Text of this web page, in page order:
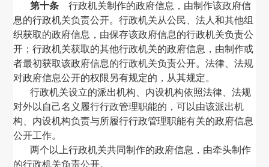
第十条 行政机关制作的政府信息，由制作该政府信
息的行政机关负责公开。行政机关从公民、法人和其他组
织获取的政府信息，由保存该政府信息的行政机关负责公
开；行政机关获取的其他行政机关的政府信息，由制作或
者最初获取该政府信息的行政机关负责公开。法律、法规
对政府信息公开的权限另有规定的，从其规定。
行政机关设立的派出机构、内设机构依照法律、法规
对外以自己名义履行行政管理职能的，可以由该派出机
构、内设机构负责与所履行行政管理职能有关的政府信息
公开工作。
两个以上行政机关共同制作的政府信息，由牵头制作
的行政机关负责公开。